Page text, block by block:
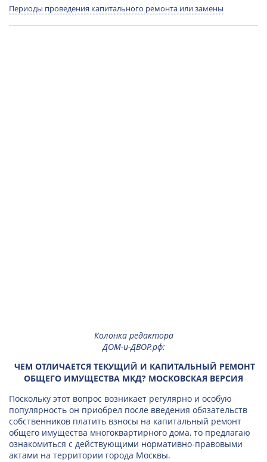
Периоды проведения капитального ремонта или замены
Колонка редактора
ДОМ-и-ДВОР.рф:
ЧЕМ ОТЛИЧАЕТСЯ ТЕКУЩИЙ И КАПИТАЛЬНЫЙ РЕМОНТ
ОБЩЕГО ИМУЩЕСТВА МКД? МОСКОВСКАЯ ВЕРСИЯ
Поскольку этот вопрос возникает регулярно и особую
популярность он приобрел после введения обязательств
собственников платить взносы на капитальный ремонт
общего имущества многоквартирного дома, то предлагаю
ознакомиться с действующими нормативно-правовыми
актами на территории города Москвы.